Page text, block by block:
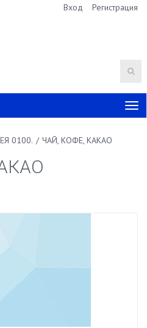
Вход Регистрация
0100. / ЧАЙ, КОФЕ, КАКАО